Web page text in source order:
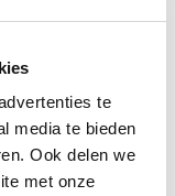
te
media te bieden
Ook delen we
met onze